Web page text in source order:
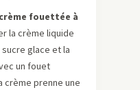
crème fouettée à
la crème liquide
glace et la
un fouet
crème prenne une